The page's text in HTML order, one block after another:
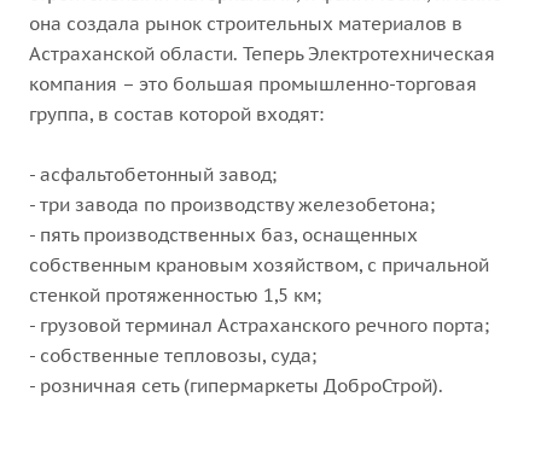
она создала рынок строительных материалов в
Астраханской области. Теперь Электротехническая
компания – это большая промышленно-торговая
группа, в состав которой входят:
- асфальтобетонный завод;
- три завода по производству железобетона;
- пять производственных баз, оснащенных
собственным крановым хозяйством, с причальной
стенкой протяженностью 1,5 км;
- грузовой терминал Астраханского речного порта;
- собственные тепловозы, суда;
- розничная сеть (гипермаркеты ДоброСтрой).